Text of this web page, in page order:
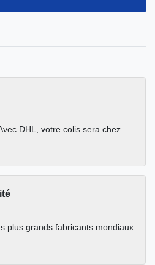
DHL, votre colis sera chez
plus grands fabricants mondiaux